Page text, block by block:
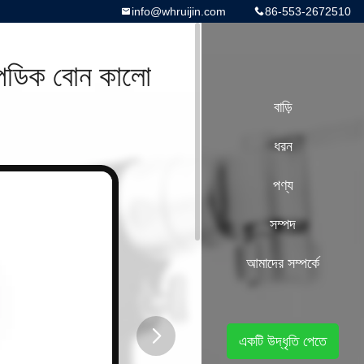
86-553-2672510
info@whruijin.com
বোন কালো
বাড়ি
ধরন
পণ্য
সম্পদ
আমাদের সম্পর্কে
একটি উদ্ধৃতি পেতে